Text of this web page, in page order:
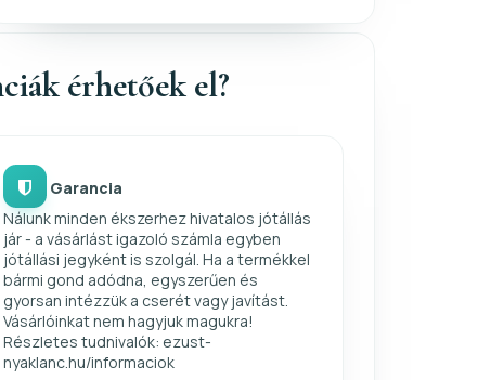
érhetőek el?
Garancia
Nálunk minden ékszerhez hivatalos jótállás
jár - a vásárlást igazoló számla egyben
jótállási jegyként is szolgál. Ha a termékkel
bármi gond adódna, egyszerűen és
gyorsan intézzük a cserét vagy javítást.
Vásárlóinkat nem hagyjuk magukra!
Részletes tudnivalók: ezust-
nyaklanc.hu/informaciok